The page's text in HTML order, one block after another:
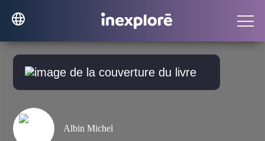
Albin Michel